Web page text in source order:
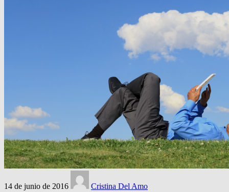
14 de junio de 2016 Cristina Del Amo